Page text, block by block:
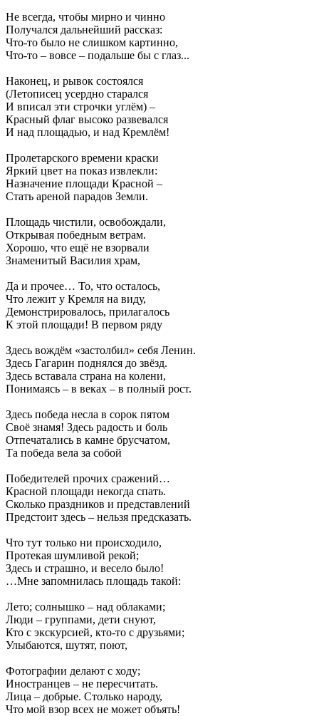
Не всегда, чтобы мирно и чинно
Получался дальнейший рассказ:
Что-то было не слишком картинно,
Что-то – вовсе – подальше бы с глаз...
Наконец, и рывок состоялся
(Летописец усердно старался
И вписал эти строчки углём) –
Красный флаг высоко развевался
И над площадью, и над Кремлём!
Пролетарского времени краски
Яркий цвет на показ извлекли:
Назначение площади Красной –
Стать ареной парадов Земли.
Площадь чистили, освобождали,
Открывая победным ветрам.
Хорошо, что ещё не взорвали
Знаменитый Василия храм,
Да и прочее… То, что осталось,
Что лежит у Кремля на виду,
Демонстрировалось, прилагалось
К этой площади! В первом ряду
Здесь вождём «застолбил» себя Ленин.
Здесь Гагарин поднялся до звёзд.
Здесь вставала страна на колени,
Понимаясь – в веках – в полный рост.
Здесь победа несла в сорок пятом
Своё знамя! Здесь радость и боль
Отпечатались в камне брусчатом,
Та победа вела за собой
Победителей прочих сражений…
Красной площади некогда спать.
Сколько праздников и представлений
Предстоит здесь – нельзя предсказать.
Что тут только ни происходило,
Протекая шумливой рекой;
Здесь и страшно, и весело было!
…Мне запомнилась площадь такой:
Лето; солнышко – над облаками;
Люди – группами, дети снуют,
Кто с экскурсией, кто-то с друзьями;
Улыбаются, шутят, поют,
Фотографии делают с ходу;
Иностранцев – не пересчитать.
Лица – добрые. Столько народу,
Что мой взор всех не может объять!